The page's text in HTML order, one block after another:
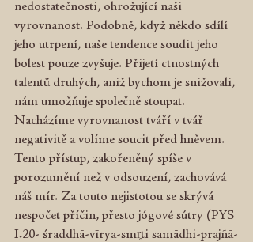
nedostatečnosti, ohrožující naši
vyrovnanost. Podobně, když někdo sdílí
jeho utrpení, naše tendence soudit jeho
bolest pouze zvyšuje. Přijetí ctnostných
talentů druhých, aniž bychom je snižovali,
nám umožňuje společně stoupat.
Nacházíme vyrovnanost tváří v tvář
negativitě a volíme soucit před hněvem.
Tento přístup, zakořeněný spíše v
porozumění než v odsouzení, zachovává
náš mír. Za touto nejistotou se skrývá
nespočet příčin, přesto jógové sútry (PYS
I.20- śraddhā-vīrya-smr̥ti samādhi-prajñā-